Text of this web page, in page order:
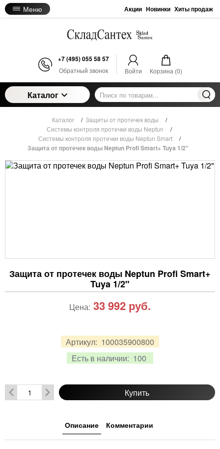
Меню Акции Новинки Хиты продаж
+7 (495) 055 58 57
Обратный звонок Войти Корзина (0)
Каталог
Каталог / Защиты от протечек воды
/
Системы контроля протечки воды Neptun
/
Системы контроля протечки воды Neptun Smart
/
Защита от протечек воды Neptun Profi Smart+ Tuya 1/2"
Защита от протечек воды Neptun Profi Smart+
Tuya 1/2"
Артикул: 100035900800
Есть в наличии: 100
Цена: 33 992 руб.
Купить
Описание Комментарии